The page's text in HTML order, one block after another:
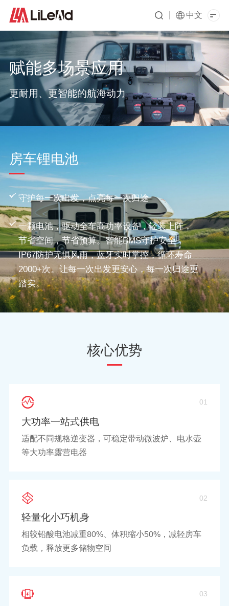
中文
赋能多场景应用
更耐用、更智能的航海动力
房车锂电池
守护每一次出发，点亮每一次归途
一颗电池，驱动全车高功率设备，轻装上阵，
节省空间，节省预算。智能BMS守护安全，
IP67防护无惧风雨，蓝牙实时掌控，循环寿命
2000+次。让每一次出发更安心，每一次归途更
踏实。
核心优势
01
大功率一站式供电
适配不同规格逆变器，可稳定带动微波炉、电水壶
等大功率露营电器
02
轻量化小巧机身
相较铅酸电池减重80%、体积缩小50%，减轻房车
负载，释放更多储物空间
03